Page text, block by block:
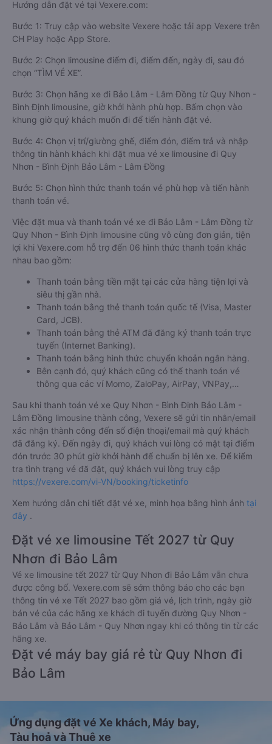
Hướng dẫn đặt vé tại Vexere.com:
Bước 1: Truy cập vào website Vexere hoặc tải app Vexere trên
CH Play hoặc App Store.
Bước 2: Chọn limousine điểm đi, điểm đến, ngày đi, sau đó
chọn “TÌM VÉ XE”.
Bước 3: Chọn hãng xe đi Bảo Lâm - Lâm Đồng từ Quy Nhơn -
Bình Định limousine, giờ khởi hành phù hợp. Bấm chọn vào
khung giờ quý khách muốn đi để tiến hành đặt vé.
Bước 4: Chọn vị trí/giường ghế, điểm đón, điểm trả và nhập
thông tin hành khách khi đặt mua vé xe limousine đi Quy
Nhơn - Bình Định Bảo Lâm - Lâm Đồng
Bước 5: Chọn hình thức thanh toán vé phù hợp và tiến hành
thanh toán vé.
Việc đặt mua và thanh toán vé xe đi Bảo Lâm - Lâm Đồng từ
Quy Nhơn - Bình Định limousine cũng vô cùng đơn giản, tiện
lợi khi Vexere.com hỗ trợ đến 06 hình thức thanh toán khác
nhau bao gồm:
Thanh toán bằng tiền mặt tại các cửa hàng tiện lợi và
siêu thị gần nhà.
Thanh toán bằng thẻ thanh toán quốc tế (Visa, Master
Card, JCB).
Thanh toán bằng thẻ ATM đã đăng ký thanh toán trực
tuyến (Internet Banking).
Thanh toán bằng hình thức chuyển khoản ngân hàng.
Bên cạnh đó, quý khách cũng có thể thanh toán vé
thông qua các ví Momo, ZaloPay, AirPay, VNPay,…
Sau khi thanh toán vé xe Quy Nhơn - Bình Định Bảo Lâm -
Lâm Đồng limousine thành công, Vexere sẽ gửi tin nhắn/email
xác nhận thành công đến số điện thoại/email mà quý khách
đã đăng ký. Đến ngày đi, quý khách vui lòng có mặt tại điểm
đón trước 30 phút giờ khởi hành để chuẩn bị lên xe. Để kiểm
tra tình trạng vé đã đặt, quý khách vui lòng truy cập
https://vexere.com/vi-VN/booking/ticketinfo
Xem hướng dẫn chi tiết đặt vé xe, minh họa bằng hình ảnh tại
đây .
Đặt vé xe limousine Tết 2027 từ Quy
Nhơn đi Bảo Lâm
Vé xe limousine tết 2027 từ Quy Nhơn đi Bảo Lâm vẫn chưa
được công bố. Vexere.com sẽ sớm thông báo cho các bạn
thông tin vé xe Tết 2027 bao gồm giá vé, lịch trình, ngày giờ
bán vé của các hãng xe khách đi tuyến đường Quy Nhơn -
Bảo Lâm và Bảo Lâm - Quy Nhơn ngay khi có thông tin từ các
hãng xe.
Đặt vé máy bay giá rẻ từ Quy Nhơn đi
Bảo Lâm
Ứng dụng đặt vé Xe khách, Máy bay,
Tàu hoả và Thuê xe